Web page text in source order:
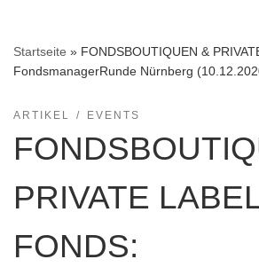
Startseite » FONDSBOUTIQUEN &
FondsmanagerRunde Nürnberg
ARTIKEL EVENTS
PRIVATE
FONDS: